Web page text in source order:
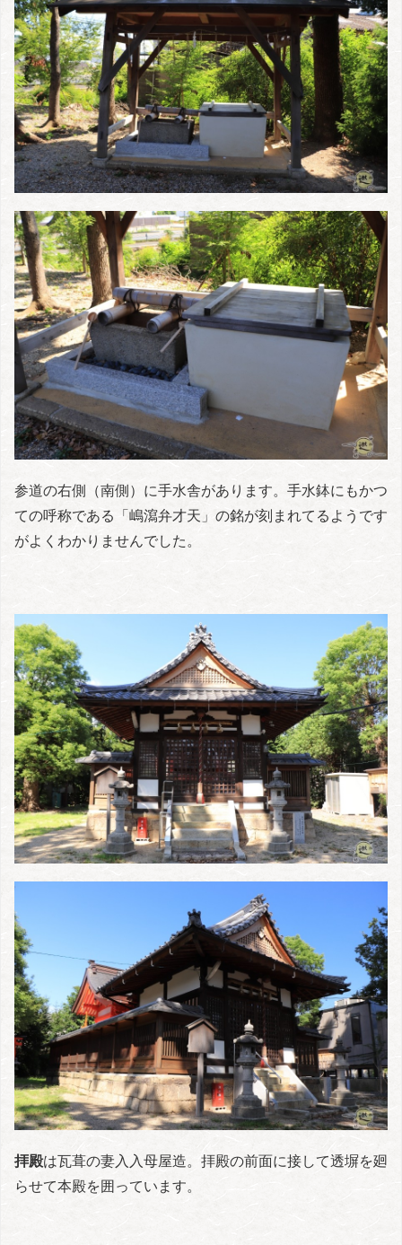
参道の右側（南側）に手水舎があります。手水鉢にもかつ
ての呼称である「嶋瀉弁才天」の銘が刻まれてるようです
がよくわかりませんでした。
拝殿は瓦葺の妻入入母屋造。拝殿の前面に接して透塀を廻
らせて本殿を囲っています。